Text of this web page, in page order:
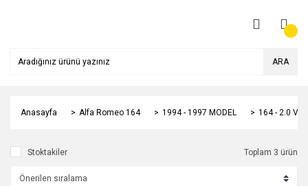
ARA
Anasayfa Alfa Romeo 164 1994 - 1997 MODEL 164 - 2.0 V6
Stoktakiler Toplam 3 ürün